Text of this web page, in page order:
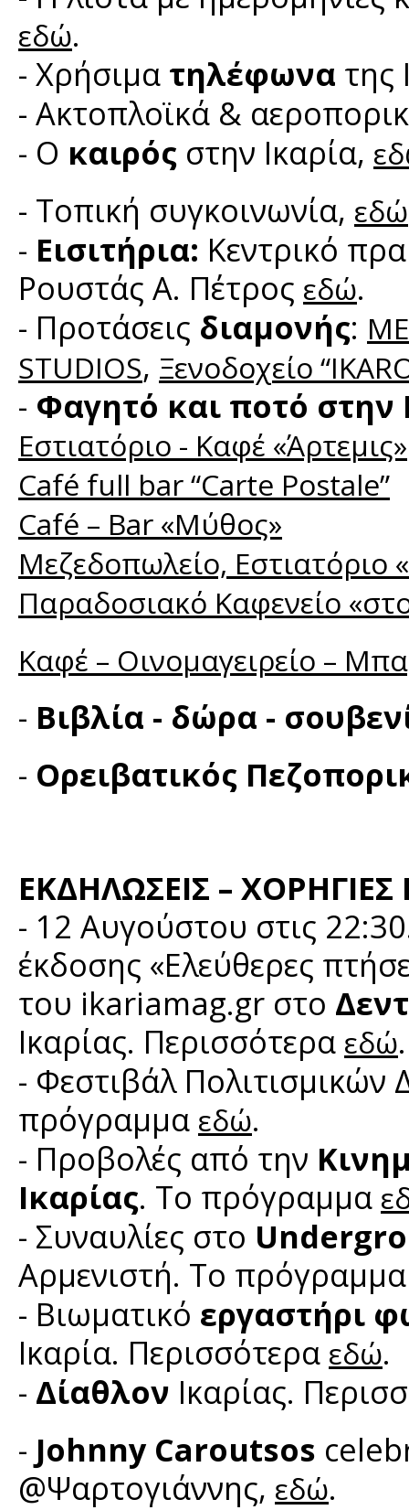
εδώ.
- Χρήσιμα τηλέφωνα της
- Ακτοπλοϊκά &
- Ο καιρός στην Ικαρία,
- Τοπική συγκοινωνία, εδώ
- Εισιτήρια: Κεντρικό
Ρουστάς Α. Πέτρος εδώ.
- Προτάσεις διαμονής:
STUDIOS, Ξενοδοχείο
- Φαγητό και ποτό στην
Εστιατόριο - Καφέ «Άρτεμις»
Café full bar “Carte Postale”
Café – Bar «Μύθος»
Μεζεδοπωλείο, Εστιατόριο
Παραδοσιακό Καφενείο
Καφέ – Οινομαγειρείο –
- Βιβλία - δώρα -
- Ορειβατικός
ΕΚΔΗΛΩΣΕΙΣ –
- 12 Αυγούστου στις
έκδοσης «Ελεύθερες
του ikariamag.gr στο
Ικαρίας. Περισσότερα εδώ.
- Φεστιβάλ Πολιτισμικών
πρόγραμμα εδώ.
- Προβολές από την
Ικαρίας. Το πρόγραμμα
- Συναυλίες στο
Αρμενιστή. Το
- Βιωματικό εργαστήρι
Ικαρία. Περισσότερα εδώ.
- Δίαθλον Ικαρίας.
- Johnny Caroutsos
@Ψαρτογιάννης, εδώ.